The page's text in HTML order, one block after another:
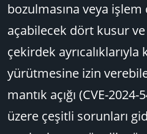
bozulmasına veya
açabilecek dört kusur
çekirdek ayrıcalıklarıyla
yürütmesine izin
mantık açığı (CVE-
üzere çeşitli sorunları